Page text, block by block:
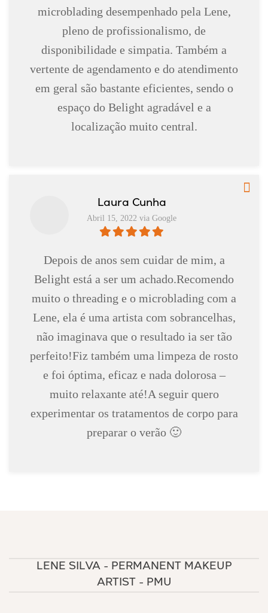
microblading desempenhado pela Lene,
pleno de profissionalismo, de
disponibilidade e simpatia. Também a
vertente de agendamento e do atendimento
em geral são bastante eficientes, sendo o
espaço do Belight agradável e a
localização muito central.
Laura Cunha
Abril 15, 2022 via Google
Depois de anos sem cuidar de mim, a
Belight está a ser um achado.Recomendo
muito o threading e o microblading com a
Lene, ela é uma artista com sobrancelhas,
não imaginava que o resultado ia ser tão
perfeito!Fiz também uma limpeza de rosto
e foi óptima, eficaz e nada dolorosa –
muito relaxante até!A seguir quero
experimentar os tratamentos de corpo para
preparar o verão 🙂
LENE SILVA - PERMANENT MAKEUP
ARTIST - PMU